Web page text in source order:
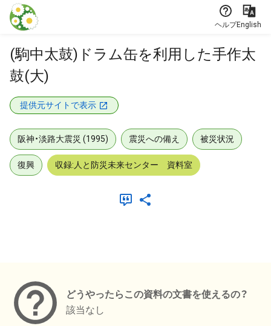
本文に飛ぶ
ヘルプEnglish
(駒中太鼓)ドラム缶を利用した手作太
鼓(大)
提供元サイトで表示
阪神・淡路大震災 (1995) 震災への備え 被災状況
復興 収録:人と防災未来センター 資料室
どうやったらこの資料の文書を使えるの？
該当なし